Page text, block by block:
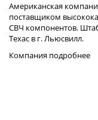
Американская
поставщиком
СВЧ компонентов.
Техас в г. Льюсвилл.
Компания подробнее